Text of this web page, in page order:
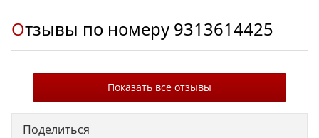
Отзывы по номеру 9313614425
Показать все отзывы
Поделиться